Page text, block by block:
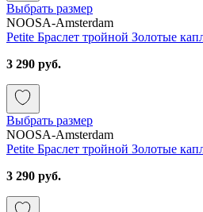
Выбрать размер
NOOSA-Amsterdam
Petite Браслет тройной Золотые
3 290 руб.
Выбрать размер
NOOSA-Amsterdam
Petite Браслет тройной Золотые
3 290 руб.